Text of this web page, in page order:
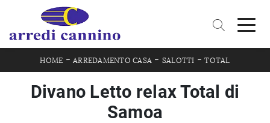
HOME -ARREDAMENTO CASA - SALOTTI -TOTAL
Divano Letto relax Total di
Samoa